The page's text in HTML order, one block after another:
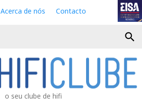
Acerca de nós Contacto
search
o seu clube de hifi